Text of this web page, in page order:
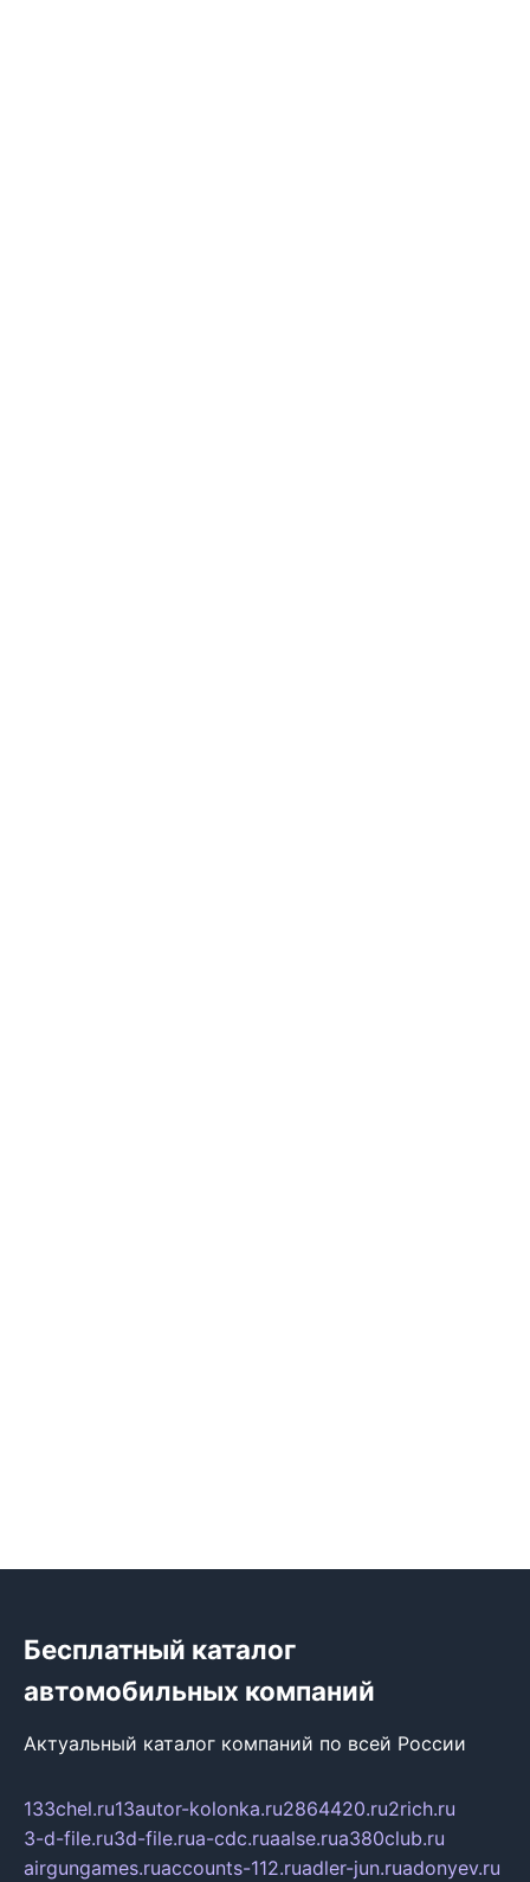
Бесплатный каталог
автомобильных компаний
Актуальный каталог компаний по всей России
133chel.ru13autor-kolonka.ru2864420.ru2rich.ru
3-d-file.ru3d-file.rua-cdc.ruaalse.rua380club.ru
airgungames.ruaccounts-112.ruadler-jun.ruadonyev.ru